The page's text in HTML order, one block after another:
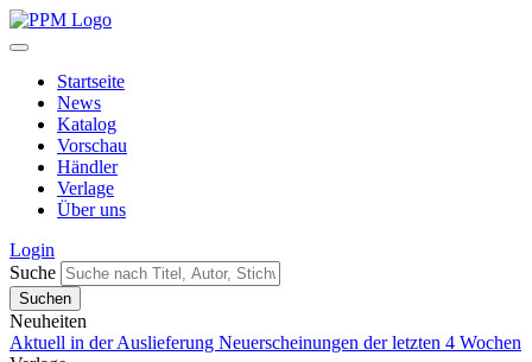
Startseite
News
Katalog
Vorschau
Händler
Verlage
Über uns
Login
Suche
Neuheiten
Aktuell in der Auslieferung Neuerscheinungen der letzten 4 Wochen